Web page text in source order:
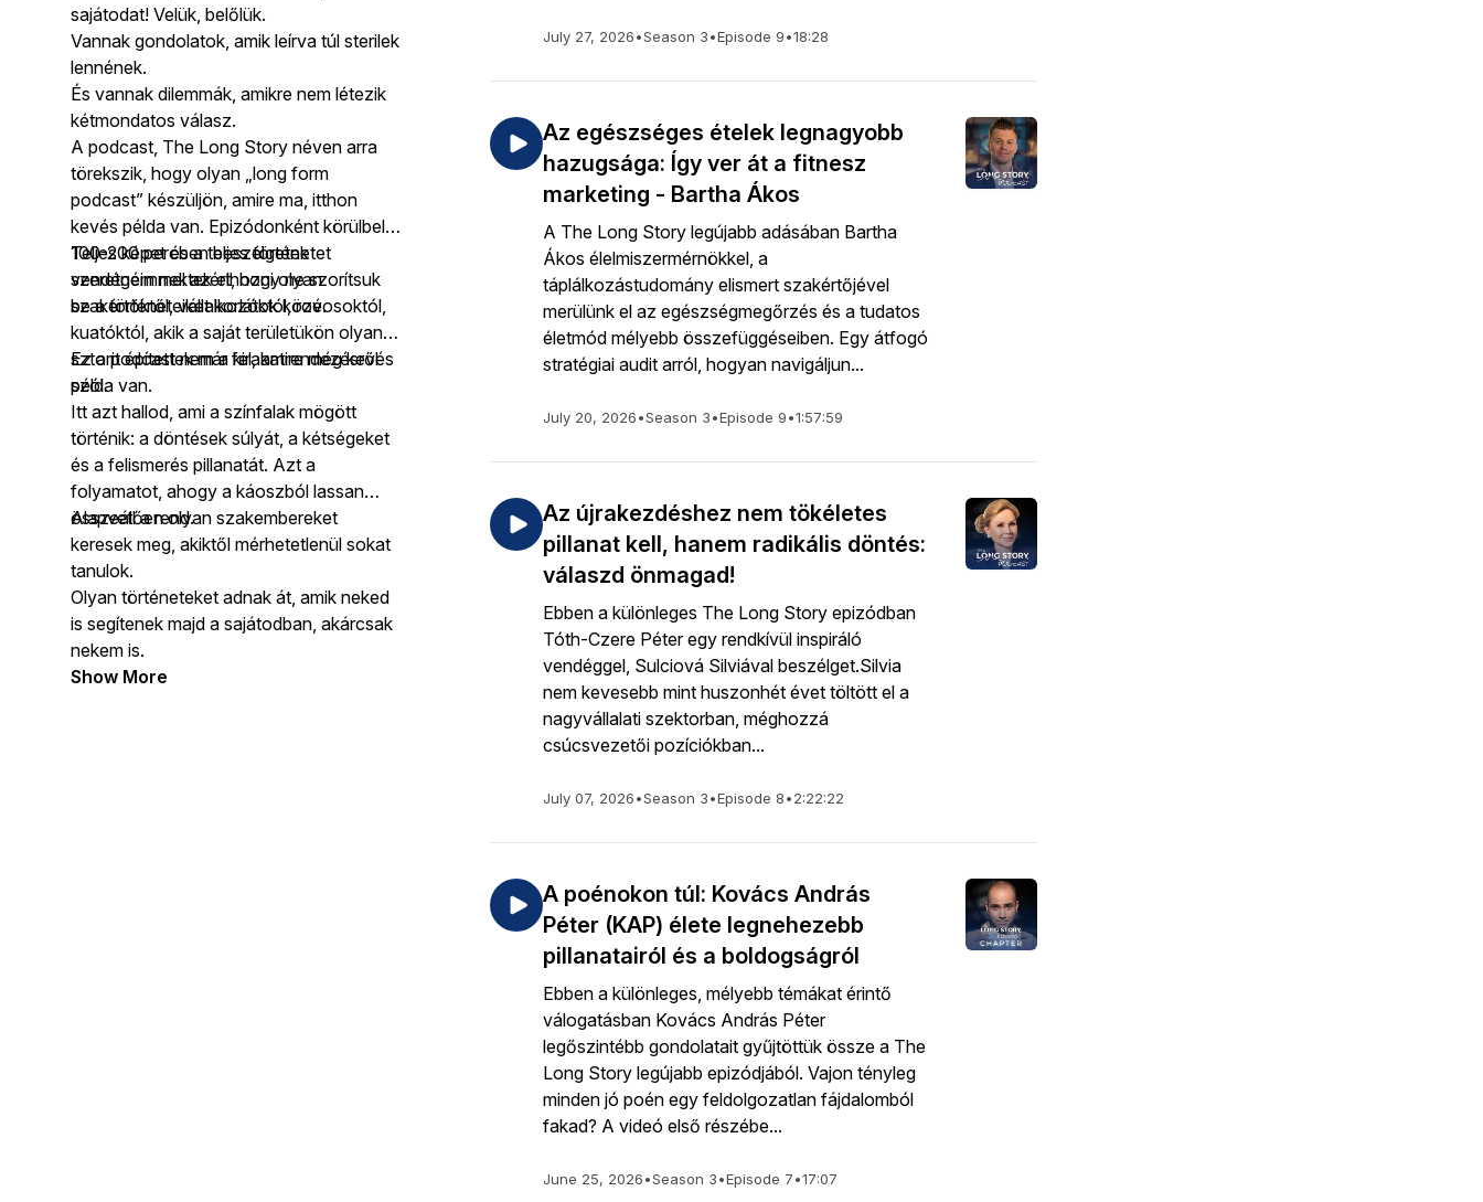
sajátodat! Velük, belőlük.
Vannak gondolatok, amik leírva túl sterilek
lennének.
És vannak dilemmák, amikre nem létezik
kétmondatos válasz.
A podcast, The Long Story néven arra
törekszik, hogy olyan „long form
podcast” készüljön, amire ma, itthon
kevés példa van. Epizódonként körülbelül
100-200 percben beszélgetek
vendégeimmel azért, hogy ne szorítsuk
be a történeteiket korlátok közé.
Teljes képet és a teljes történetet
szeretném nektek elhozni olyan
szakértőktől, vállalkozóktól, rovosoktól,
kuatóktól, akik a saját területükön olyan
sztorit építettek már fel, amire még kevés
példa van.
Ez a podcast nem a kirakatrendezésről
szól.
Itt azt hallod, ami a színfalak mögött
történik: a döntések súlyát, a kétségeket
és a felismerés pillanatát. Azt a
folyamatot, ahogy a káoszból lassan
összeáll a rend.
Alapvetően olyan szakembereket
keresek meg, akiktől mérhetetlenül sokat
tanulok.
Olyan történeteket adnak át, amik neked
is segítenek majd a sajátodban, akárcsak
nekem is.
Show More
July 27, 2026•Season 3•Episode 9•18:28
Az egészséges ételek legnagyobb
hazugsága: Így ver át a fitnesz
marketing - Bartha Ákos
A The Long Story legújabb adásában Bartha
Ákos élelmiszermérnökkel, a
táplálkozástudomány elismert szakértőjével
merülünk el az egészségmegőrzés és a tudatos
életmód mélyebb összefüggéseiben. Egy átfogó
stratégiai audit arról, hogyan navigáljun...
July 20, 2026•Season 3•Episode 9•1:57:59
Az újrakezdéshez nem tökéletes
pillanat kell, hanem radikális döntés:
válaszd önmagad!
Ebben a különleges The Long Story epizódban
Tóth-Czere Péter egy rendkívül inspiráló
vendéggel, Sulciová Silviával beszélget.Silvia
nem kevesebb mint huszonhét évet töltött el a
nagyvállalati szektorban, méghozzá
csúcsvezetői pozíciókban...
July 07, 2026•Season 3•Episode 8•2:22:22
A poénokon túl: Kovács András
Péter (KAP) élete legnehezebb
pillanatairól és a boldogságról
Ebben a különleges, mélyebb témákat érintő
válogatásban Kovács András Péter
legőszintébb gondolatait gyűjtöttük össze a The
Long Story legújabb epizódjából. Vajon tényleg
minden jó poén egy feldolgozatlan fájdalomból
fakad? A videó első részébe...
June 25, 2026•Season 3•Episode 7•17:07